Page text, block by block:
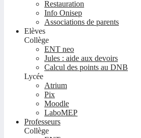
Restauration
Info Onisep
Associations de parents
Elèves
Collège
ENT neo
Jules : aide aux devoirs
Calcul des points au DNB
Lycée
Atrium
Pix
Moodle
LaboMEP
Professeurs
Collège